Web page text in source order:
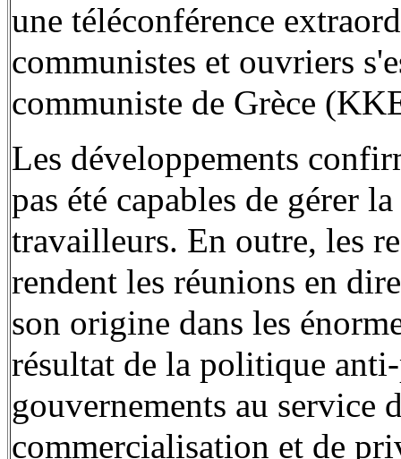
une téléconférence
communistes et ouvriers
communiste de Grèce
Les développements
pas été capables de gérer
travailleurs. En outre, les
rendent les réunions en
son origine dans les
résultat de la politique
gouvernements au service
commercialisation et de